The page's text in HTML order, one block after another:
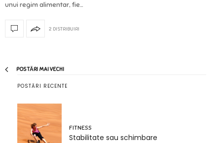
unui regim alimentar, fie…
2 DISTRIBUIRI
POSTĂRI MAI VECHI
POSTĂRI RECENTE
FITNESS
Stabilitate sau schimbare